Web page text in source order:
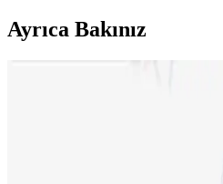
Ayrıca Bakınız
Neo dizüstü bilgisayar ve iPhone 17
özellikler, miniaturizasyon
pazar stratejileriyle şekilleniyor. Bu